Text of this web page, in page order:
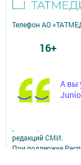
А вы
© ТАТМЕДИА. Все
законом.
Перепечатка,
редакций СМИ.
При поддержке
Телефон АО
16+